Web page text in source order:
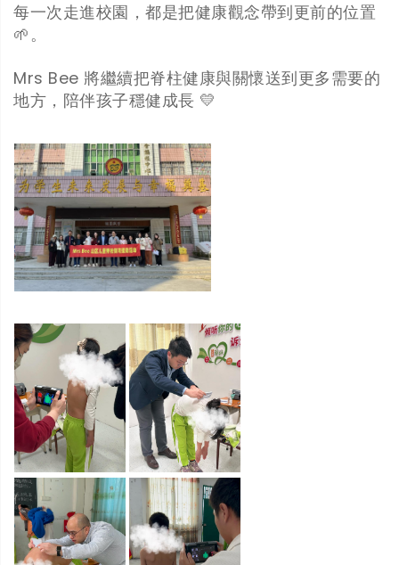
每一次走進校園，都是把健康觀念帶到更前的位置
🌱。
Mrs Bee 將繼續把脊柱健康與關懷送到更多需要的
地方，陪伴孩子穩健成長 💛